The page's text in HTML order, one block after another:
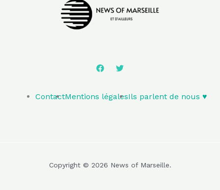
ContactMentions légalesIls parlent de nous ♥️
Copyright © 2026 News of Marseille.